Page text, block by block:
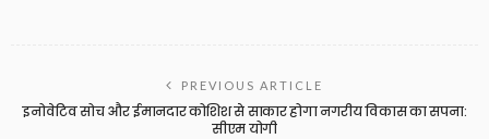
PREVIOUS ARTICLE
इनोवेटिव सोच और ईमानदार कोशिश से साकार होगा नगरीय विकास का सपना:
सीएम योगी